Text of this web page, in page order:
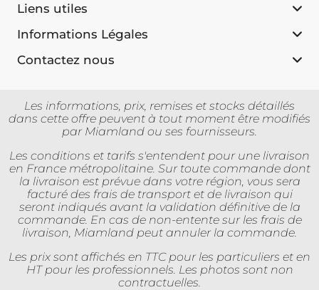
Liens utiles
Informations Légales
Contactez nous
Les informations, prix, remises et stocks détaillés
dans cette offre peuvent à tout moment être modifiés
par Miamland ou ses fournisseurs.
Les conditions et tarifs s'entendent pour une livraison
en France métropolitaine. Sur toute commande dont
la livraison est prévue dans votre région, vous sera
facturé des frais de transport et de livraison qui
seront indiqués avant la validation définitive de la
commande. En cas de non-entente sur les frais de
livraison, Miamland peut annuler la commande.
Les prix sont affichés en TTC pour les particuliers et en
HT pour les professionnels. Les photos sont non
contractuelles.